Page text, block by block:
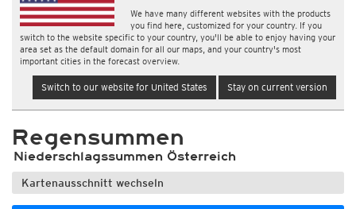
We have many different websites with the products
you find here, customized for your country. If you
switch to the website specific to your country, you'll be able to enjoy having your
area set as the default domain for all our maps, and your country's most
important cities in the forecast overview.
Switch to our website for United States Stay on current version
Regensummen
Niederschlagssummen Österreich
Kartenausschnitt wechseln